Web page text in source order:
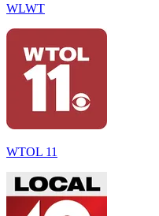
WLWT
WTOL 11